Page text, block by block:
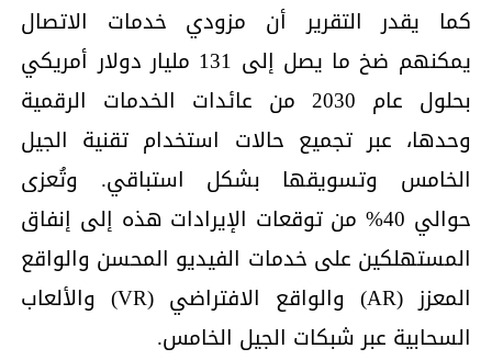
كما يقدر التقرير أن مزودي خدمات الاتصال
يمكنهم ضخ ما يصل إلى 131 مليار دولار أمريكي
بحلول عام 2030 من عائدات الخدمات الرقمية
وحدها، عبر تجميع حالات استخدام تقنية الجيل
الخامس وتسويقها بشكل استباقي. وتُعزى
حوالي 40% من توقعات الإيرادات هذه إلى إنفاق
المستهلكين على خدمات الفيديو المحسن والواقع
المعزز (AR) والواقع الافتراضي (VR) والألعاب
السحابية عبر شبكات الجيل الخامس.